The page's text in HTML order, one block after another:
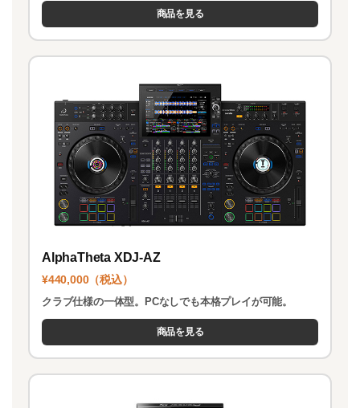
商品を見る
AlphaTheta XDJ-AZ
¥440,000（税込）
クラブ仕様の一体型。PCなしでも本格プレイが可能。
商品を見る